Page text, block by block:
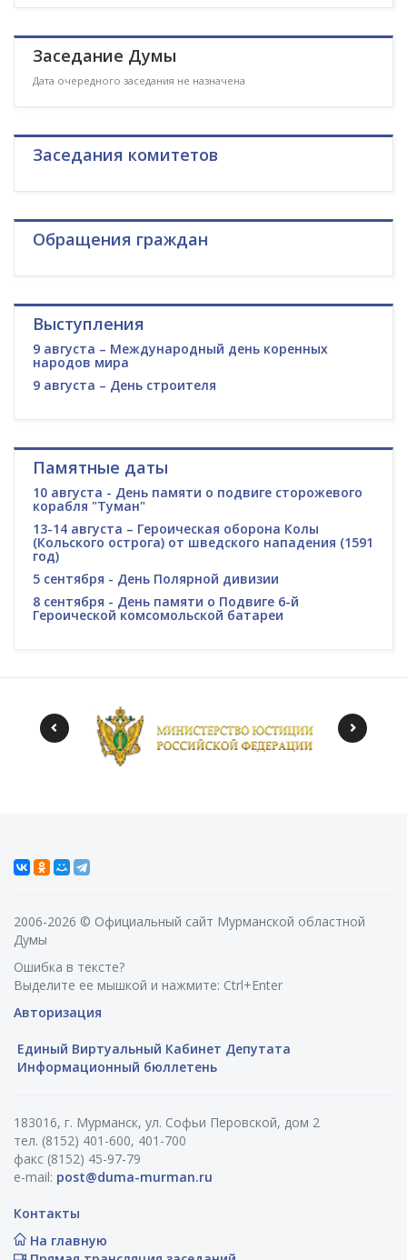
Заседание Думы
Дата очередного заседания не назначена
Заседания комитетов
Обращения граждан
Выступления
9 августа – Международный день коренных
народов мира
9 августа – День строителя
Памятные даты
10 августа - День памяти о подвиге сторожевого
корабля "Туман"
13-14 августа – Героическая оборона Колы
(Кольского острога) от шведского нападения (1591
год)
5 сентября - День Полярной дивизии
8 сентября - День памяти о Подвиге 6-й
Героической комсомольской батареи
2006-2026 © Официальный сайт Мурманской областной
Думы
Ошибка в тексте?
Выделите ее мышкой и нажмите: Ctrl+Enter
Авторизация
Единый Виртуальный Кабинет Депутата
Информационный бюллетень
183016, г. Мурманск, ул. Софьи Перовской, дом 2
тел. (8152) 401-600, 401-700
факс (8152) 45-97-79
e-mail: post@duma-murman.ru
Контакты
На главную